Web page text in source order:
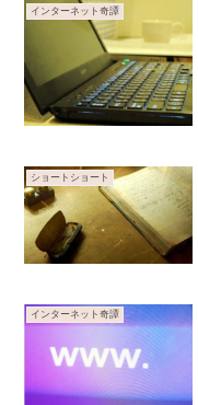
インターネット奇譚
ショートショート
インターネット奇譚